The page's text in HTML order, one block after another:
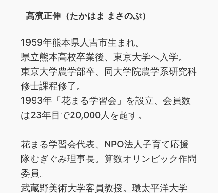
高濱正伸（たかはま まさのぶ）
1959年熊本県人吉市生まれ。
県立熊本高校卒業後、東京大学へ入学。
東京大学農学部卒、同大学院農学系研究科
修士課程修了。
1993年「花まる学習会」を設立、会員数
は23年目で20,000人を超す。
花まる学習会代表、NPO法人子育て応援
隊むぎぐみ理事長。算数オリンピック作問
委員。
武蔵野美術大学客員教授。環太平洋大学